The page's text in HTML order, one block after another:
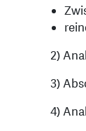
2)
3)
4)